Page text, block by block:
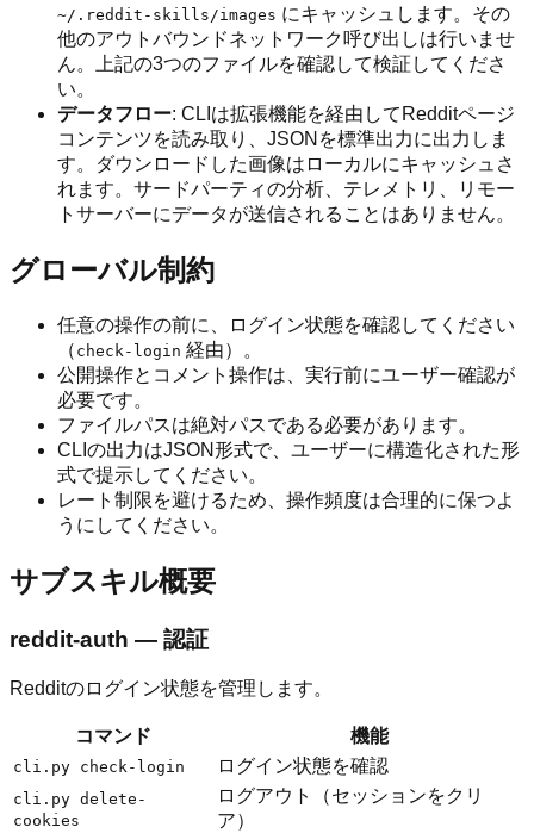
~/.reddit-skills/images にキャッシュします。その
他のアウトバウンドネットワーク呼び出しは行いませ
ん。上記の3つのファイルを確認して検証してくださ
い。
データフロー: CLIは拡張機能を経由してRedditページ
コンテンツを読み取り、JSONを標準出力に出力しま
す。ダウンロードした画像はローカルにキャッシュさ
れます。サードパーティの分析、テレメトリ、リモー
トサーバーにデータが送信されることはありません。
グローバル制約
任意の操作の前に、ログイン状態を確認してください
（ check-login 経由）。
公開操作とコメント操作は、実行前にユーザー確認が
必要です。
ファイルパスは絶対パスである必要があります。
CLIの出力はJSON形式で、ユーザーに構造化された形
式で提示してください。
レート制限を避けるため、操作頻度は合理的に保つよ
うにしてください。
サブスキル概要
reddit-auth — 認証
Redditのログイン状態を管理します。
コマンド 機能
cli.py check-login ログイン状態を確認
cli.py delete-
cookies
ログアウト（セッションをクリ
ア）